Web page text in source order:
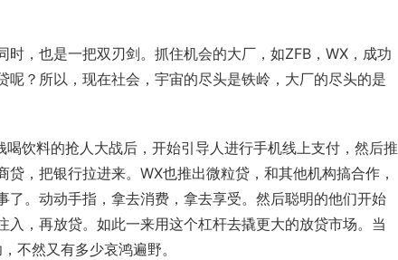
，也是一把双刃剑。抓住机会的大厂，如ZFB，WX，成功
呢？所以，现在社会，宇宙的尽头是铁岭 ，大厂的尽头的是
饮料的抢人大战后，开始引导人进行手机线上支付，然后推
贷 ，把银行拉进来。WX也推出微粒贷，和其他机构搞合作，
了。动动手指，拿去消费，拿去享受。然后聪明的他们开始
入，再放贷。如此一来用这个杠杆去撬更大的放贷市场。当
不然又有多少哀鸿遍野。